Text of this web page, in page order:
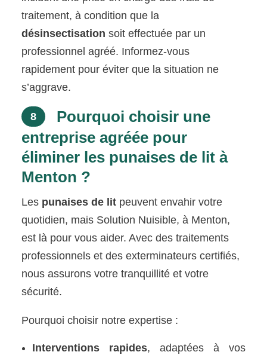
traitement, à condition que la
désinsectisation soit effectuée par un
professionnel agréé. Informez-vous
rapidement pour éviter que la situation ne
s’aggrave.
8
Pourquoi choisir une
entreprise agréée pour
éliminer les punaises de lit à
Menton ?
Les punaises de lit peuvent envahir votre
quotidien, mais Solution Nuisible, à Menton,
est là pour vous aider. Avec des traitements
professionnels et des exterminateurs certifiés,
nous assurons votre tranquillité et votre
sécurité.
Pourquoi choisir notre expertise :
Interventions rapides, adaptées à vos